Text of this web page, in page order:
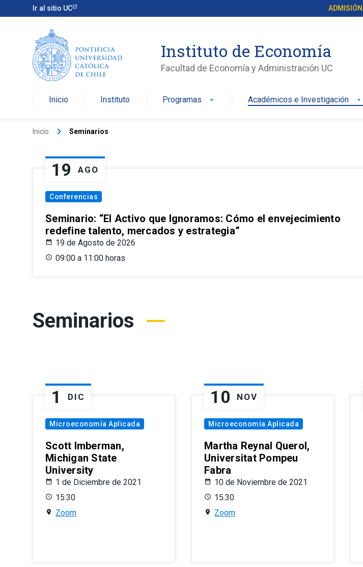
Ir al sitio UC ADMISIÓN
Instituto de Economía
Facultad de Economía y Administración UC
Inicio Instituto Programas arrow_drop_down Académicos e Investigación arrow_drop_down
Inicio keyboard_arrow_right Seminarios
19 AGO
Conferencias
Seminario: “El Activo que Ignoramos: Cómo el envejecimiento
redefine talento, mercados y estrategia”
19 de Agosto de 2026
09:00 a 11:00 horas
Seminarios
1 DIC
Microeconomía Aplicada
Scott Imberman,
Michigan State
University
1 de Diciembre de 2021
15:30
Zoom
10 NOV
Microeconomía Aplicada
Martha Reynal Querol,
Universitat Pompeu
Fabra
10 de Noviembre de 2021
15:30
Zoom